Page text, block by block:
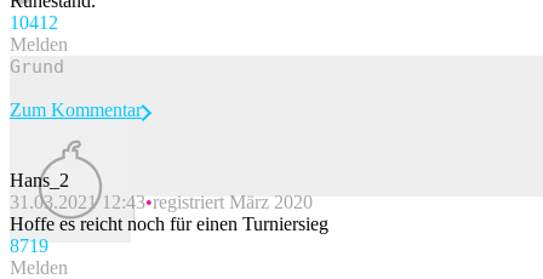
10412
Melden
Beitrag melden
Zum Kommentar
Hans_2
31.03.2021 12:43 registriert März 2020
Hoffe es reicht noch für einen Turniersieg
8719
Melden